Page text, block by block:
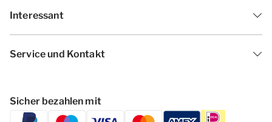
Interessant
Service und Kontakt
Sicher bezahlen mit